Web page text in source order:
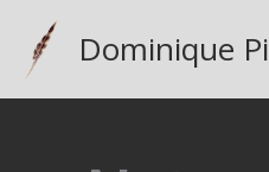
contenu
Dominique